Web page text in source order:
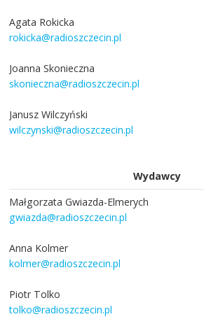
Agata Rokicka
rokicka@radioszczecin.pl
Joanna Skonieczna
skonieczna@radioszczecin.pl
Janusz Wilczyński
wilczynski@radioszczecin.pl
Wydawcy
Małgorzata Gwiazda-Elmerych
gwiazda@radioszczecin.pl
Anna Kolmer
kolmer@radioszczecin.pl
Piotr Tolko
tolko@radioszczecin.pl